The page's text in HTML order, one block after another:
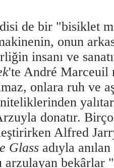
de bir "bisiklet
onun
insanı ve
'te André Marceuil
onlara ruh ve
donatır.
Alfred
Glass adıyla
arzulayan bekârlar